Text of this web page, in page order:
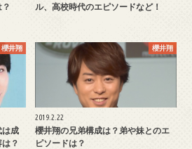
ル、高校時代のエピソードなど！
櫻井翔
は成
？
櫻井翔
2019.2.22
櫻井翔の兄弟構成は？弟や妹とのエ
ピソードは？